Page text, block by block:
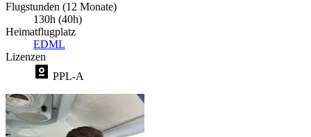
Flugstunden (12 Monate)
130h (40h)
Heimatflugplatz
EDML
Lizenzen
PPL-A